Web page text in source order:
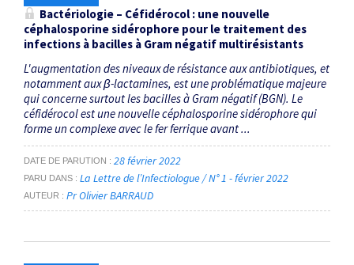
Bactériologie – Céfidérocol : une nouvelle
céphalosporine sidérophore pour le traitement des
infections à bacilles à Gram négatif multirésistants
L'augmentation des niveaux de résistance aux antibiotiques, et
notamment aux β-lactamines, est une problématique majeure
qui concerne surtout les bacilles à Gram négatif (BGN). Le
céfidérocol est une nouvelle céphalosporine sidérophore qui
forme un complexe avec le fer ferrique avant ...
DATE DE PARUTION 28 février 2022
PARU DANS La Lettre de l’Infectiologue / N° 1 - février 2022
AUTEUR Pr Olivier BARRAUD